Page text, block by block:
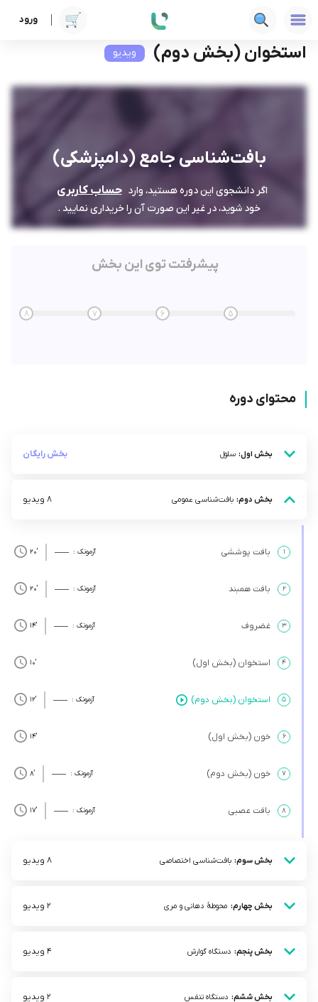
ورود دوره ها علوم پزشکی بافت‌شناسی جامع (دامپزشکی) استخوان (بخش دوم)
استخوان (بخش دوم) ویدیو
بافت‌شناسی جامع (دامپزشکی)
اگر دانشجوی این دوره هستید، وارد حساب کاربری
خود شوید، در غیر این صورت آن را خریداری نمایید .
پیشرفتت توی این بخش
5
6
7
8
محتوای دوره
بخش اول: سلول بخش رایگان
بخش دوم: بافت‌شناسی عمومی 8 ویدیو
۱ بافت پوششی آزمونک : ’20
۲ بافت همبند آزمونک : ’20
۳ غضروف آزمونک : ’14
۴ استخوان (بخش اول) ’10
۵ استخوان (بخش دوم) آزمونک : ’12
۶ خون (بخش اول) ’14
۷ خون (بخش دوم) آزمونک : ’8
۸ بافت عصبی آزمونک : ’17
بخش سوم: بافت‌شناسی اختصاصی 8 ویدیو
بخش چهارم: محوطۀ دهانی و مری 2 ویدیو
بخش پنجم: دستگاه گوارش 4 ویدیو
بخش ششم: دستگاه تنفس 2 ویدیو